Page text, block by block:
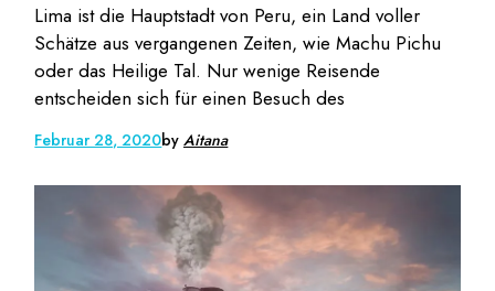
Lima ist die Hauptstadt von Peru, ein Land voller
Schätze aus vergangenen Zeiten, wie Machu Pichu
oder das Heilige Tal. Nur wenige Reisende
entscheiden sich für einen Besuch des
Februar 28, 2020byAitana